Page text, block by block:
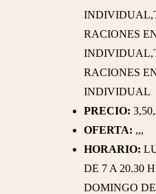
RACIONES
RACIONES
INDIVIDUAL
PRECIO:
OFERTA: ,,,
HORARIO:
DE 7 A 20.30
DOMINGO